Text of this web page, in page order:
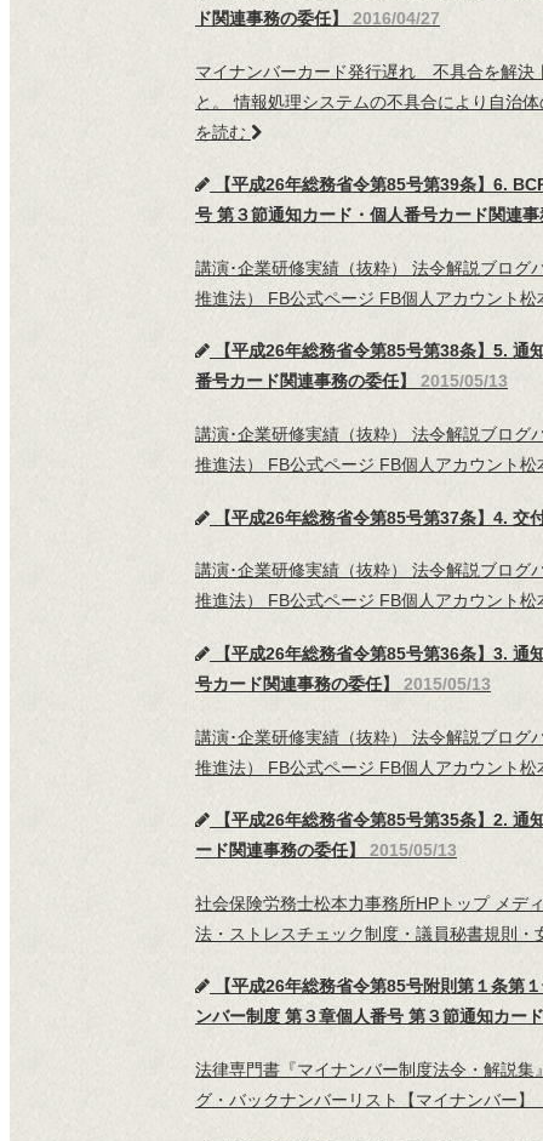
ド関連事務の委任】 2016/04/27
マイナンバーカード発行遅れ 不具合を解決
と。 情報処理システムの不具合により自治
を読む
【平成26年総務省令第85号第39条】6.
号 第３節通知カード・個人番号カード関連
講演･企業研修実績（抜粋） 法令解説ブログ
推進法） FB公式ページ FB個人アカウント
【平成26年総務省令第85号第38条】5. 通
番号カード関連事務の委任】 2015/05/13
講演･企業研修実績（抜粋） 法令解説ブログ
推進法） FB公式ページ FB個人アカウント
【平成26年総務省令第85号第37条】4.
講演･企業研修実績（抜粋） 法令解説ブログ
推進法） FB公式ページ FB個人アカウント
【平成26年総務省令第85号第36条】3. 通
号カード関連事務の委任】 2015/05/13
講演･企業研修実績（抜粋） 法令解説ブログ
推進法） FB公式ページ FB個人アカウント
【平成26年総務省令第85号第35条】2. 通
ード関連事務の委任】 2015/05/13
社会保険労務士松本力事務所HPトップ メデ
法・ストレスチェック制度・議員秘書規則
【平成26年総務省令第85号附則第１条第
ンバー制度 第３章個人番号 第３節通知カー
法律専門書『マイナンバー制度法令・解説
グ・バックナンバーリスト【マイナンバー